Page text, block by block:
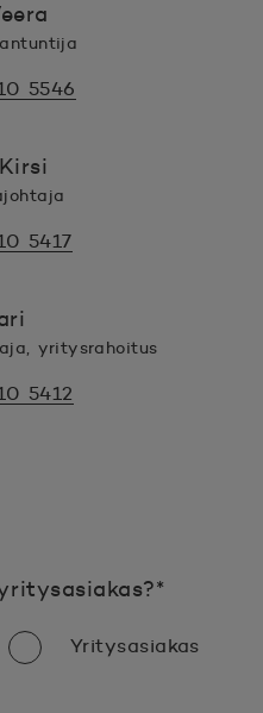
5546
5417
yritysrahoitus
5412
*
Yritysasiakas